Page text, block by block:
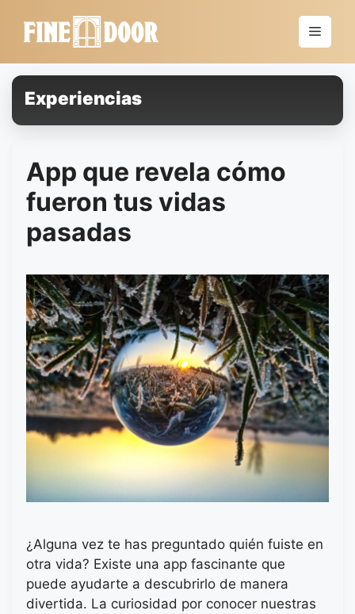
Menú
Experiencias
App que revela cómo
fueron tus vidas
pasadas
¿Alguna vez te has preguntado quién fuiste en
otra vida? Existe una app fascinante que
puede ayudarte a descubrirlo de manera
divertida. La curiosidad por conocer nuestras